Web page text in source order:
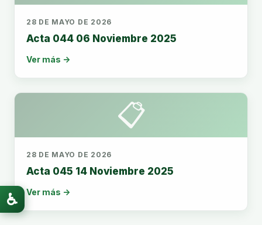
28 DE MAYO DE 2026
Acta 044 06 Noviembre 2025
Ver más →
📋
28 DE MAYO DE 2026
Acta 045 14 Noviembre 2025
Ver más →
♿